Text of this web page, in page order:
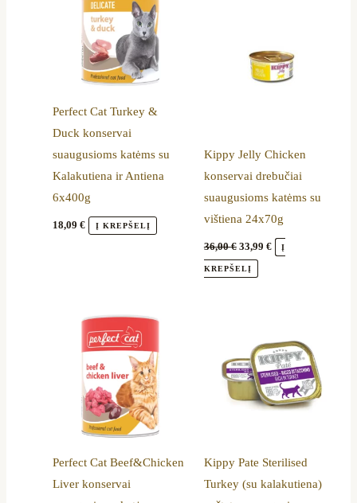
Perfect Cat Turkey &
Duck konservai
suaugusioms katėms su
Kalakutiena ir Antiena
6x400g
18,09€ Į KREPŠELĮ
Kippy Jelly Chicken
konservai drebučiai
suaugusioms katėms su
vištiena 24x70g
36,00€ 33,99 € Į
KREPŠELĮ
Perfect Cat Beef&Chicken
Liver konservai
Kippy Pate Sterilised
Turkey (su kalakutiena)
17,29 €
through
39,50 €
product
has
multiple
variants.
may
be